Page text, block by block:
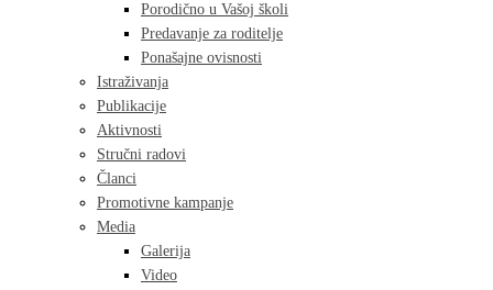
Porodično u Vašoj školi
Predavanje za roditelje
Ponašajne ovisnosti
Istraživanja
Publikacije
Aktivnosti
Stručni radovi
Članci
Promotivne kampanje
Media
Galerija
Video